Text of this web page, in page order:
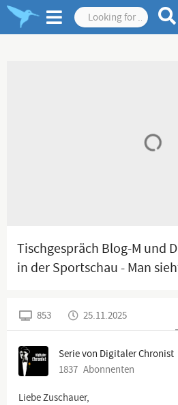
Tischgespräch Blog-M und
in der Sportschau - Man
853 25.11.2025
Serie von Digitaler Chronist
1837 Abonnenten
Liebe Zuschauer,